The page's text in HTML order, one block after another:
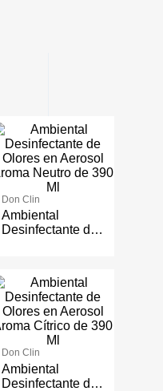
Don Clin
Ambiental
Desinfectante de
390 Ml
Don Clin
Ambiental
Desinfectante de